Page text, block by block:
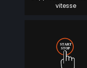
vitesse